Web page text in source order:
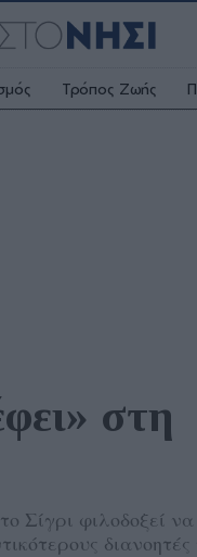
Τρόπος Ζωής
στη
Σίγρι φιλοδοξεί
διανοητές